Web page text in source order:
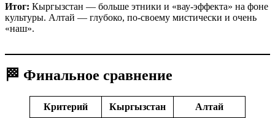
Итог: Кыргызстан — больше этники и «вау-эффекта» на фоне
культуры. Алтай — глубоко, по-своему мистически и очень
«наш».
🏁 Финальное сравнение
Критерий Кыргызстан Алтай